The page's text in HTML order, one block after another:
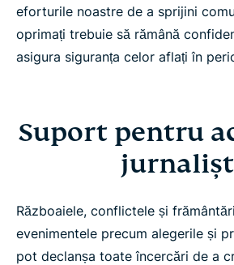
eforturile noastre de a sprijini
oprimați trebuie să rămână
asigura siguranța celor aflați în
Suport pentru
Războaiele, conflictele și
evenimentele precum alegerile și
pot declanșa toate încercări de a